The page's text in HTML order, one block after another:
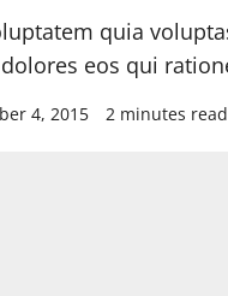
quia
eos qui
4, 2015 2 minutes read